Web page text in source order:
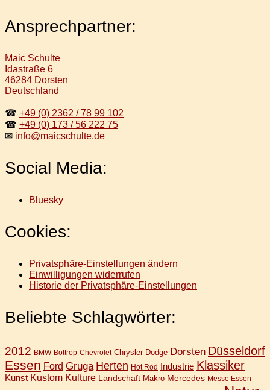
Ansprechpartner:
Maic Schulte
Idastraße 6
46284 Dorsten
Deutschland
☎ +49 (0) 2362 / 78 99 102
☎ +49 (0) 173 / 56 222 75
✉ info@maicschulte.de
Social Media:
Bluesky
Cookies:
Privatsphäre-Einstellungen ändern
Einwilligungen widerrufen
Historie der Privatsphäre-Einstellungen
Beliebte Schlagwörter:
2012 BMW Bottrop Chevrolet Chrysler Dodge Dorsten Düsseldorf
Essen Ford Gruga Herten Hot Rod Industrie Klassiker
Kunst Kustom Kulture Landschaft Makro Mercedes Messe Essen